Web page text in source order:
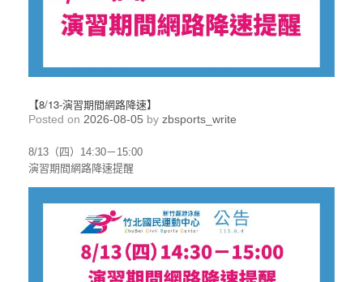
【8/13-演習期間網路降速】
Posted on 2026-08-05 by zbsports_write
8/13（四）14:30－15:00
演習期間網路降速提醒